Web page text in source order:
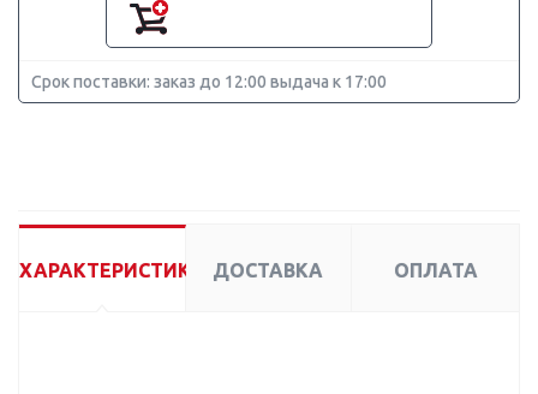
Срок поставки: заказ до 12:00 выдача к 17:00
ХАРАКТЕРИСТИКИ ДОСТАВКА ОПЛАТА